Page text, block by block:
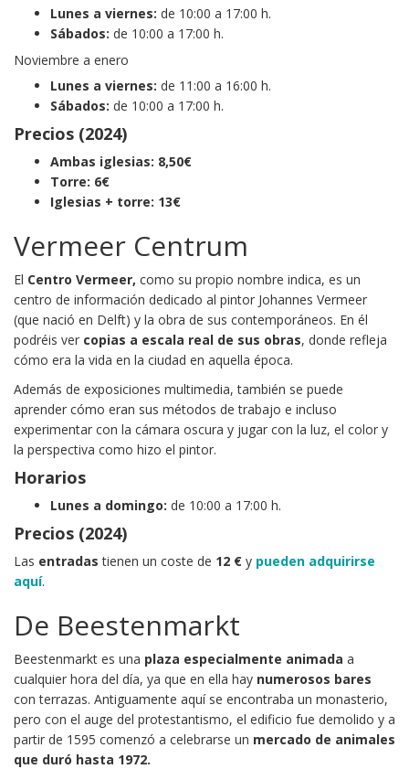
Lunes a viernes: de 10:00 a 17:00 h.
Sábados: de 10:00 a 17:00 h.
Noviembre a enero
Lunes a viernes: de 11:00 a 16:00 h.
Sábados: de 10:00 a 17:00 h.
Precios (2024)
Ambas iglesias: 8,50€
Torre: 6€
Iglesias + torre: 13€
Vermeer Centrum
El Centro Vermeer, como su propio nombre indica, es un
centro de información dedicado al pintor Johannes Vermeer
(que nació en Delft) y la obra de sus contemporáneos. En él
podréis ver copias a escala real de sus obras, donde refleja
cómo era la vida en la ciudad en aquella época.
Además de exposiciones multimedia, también se puede
aprender cómo eran sus métodos de trabajo e incluso
experimentar con la cámara oscura y jugar con la luz, el color y
la perspectiva como hizo el pintor.
Horarios
Lunes a domingo: de 10:00 a 17:00 h.
Precios (2024)
Las entradas tienen un coste de 12 € y pueden adquirirse
aquí.
De Beestenmarkt
Beestenmarkt es una plaza especialmente animada a
cualquier hora del día, ya que en ella hay numerosos bares
con terrazas. Antiguamente aquí se encontraba un monasterio,
pero con el auge del protestantismo, el edificio fue demolido y a
partir de 1595 comenzó a celebrarse un mercado de animales
que duró hasta 1972.